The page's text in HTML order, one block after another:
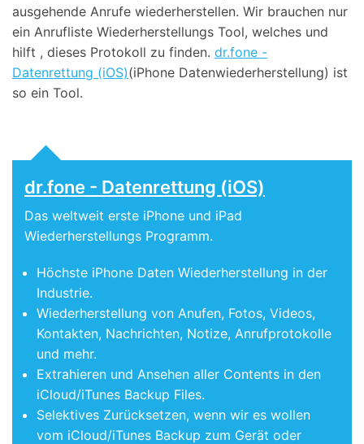
ausgehende Anrufe wiederherstellen. Wir brauchen nur
ein Anrufliste Wiederherstellungs Tool, welches und
hilft , dieses Protokoll zu finden. dr.fone -
Datenrettung (iOS)(iPhone Datenwiederherstellung) ist
so ein Tool.
dr.fone - Datenrettung (iOS)
Das weltweit erste iPhone und iPad
Wiederherstellungs Programm.
Höchste iPhone Daten Wiederherstellung in der
Industrie.
Wiederherstellung von Anufen, Fotos, Videos,
Kontakten, Nachrichten, Notize, Anrufprotokolle
und mehr.
Extrahieren und Ansehen aller Contents in den
iCloud/iTunes Backup Files.
Selektives Zurücksetzen, wenn wir es wollen
vom iCloud/iTunes Backup zum Gerät oder